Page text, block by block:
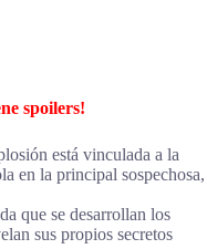
spoilers!
está vinculada a la
en la principal sospechosa,
que se desarrollan los
sus propios secretos